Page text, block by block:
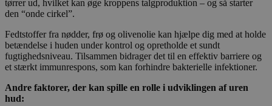
tørrer ud, hvilket kan øge kroppens talgproduktion – og så starter
den “onde cirkel”.
Fedtstoffer fra nødder, frø og olivenolie kan hjælpe dig med at holde
betændelse i huden under kontrol og opretholde et sundt
fugtighedsniveau. Tilsammen bidrager det til en effektiv barriere og
et stærkt immunrespons, som kan forhindre bakterielle infektioner.
Andre faktorer, der kan spille en rolle i udviklingen af uren
hud: